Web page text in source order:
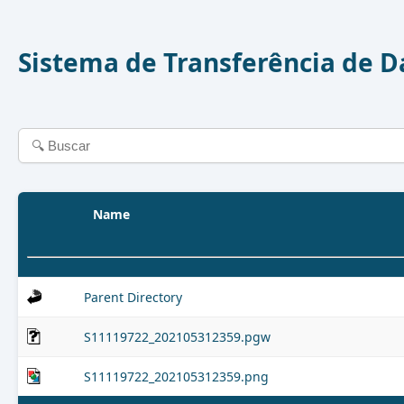
Sistema de Transferência de
Name
Parent Directory
S11119722_202105312359.pgw
S11119722_202105312359.png